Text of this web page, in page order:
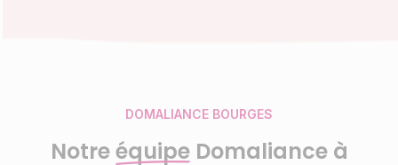
DOMALIANCE BOURGES
NotreéquipeDomaliance à